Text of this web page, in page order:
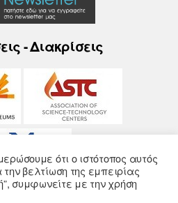
- Διακρίσεις
ότι ο ιστότοπος αυτός
την βελτίωση της εμπειρίας
συμφωνείτε με την χρήση